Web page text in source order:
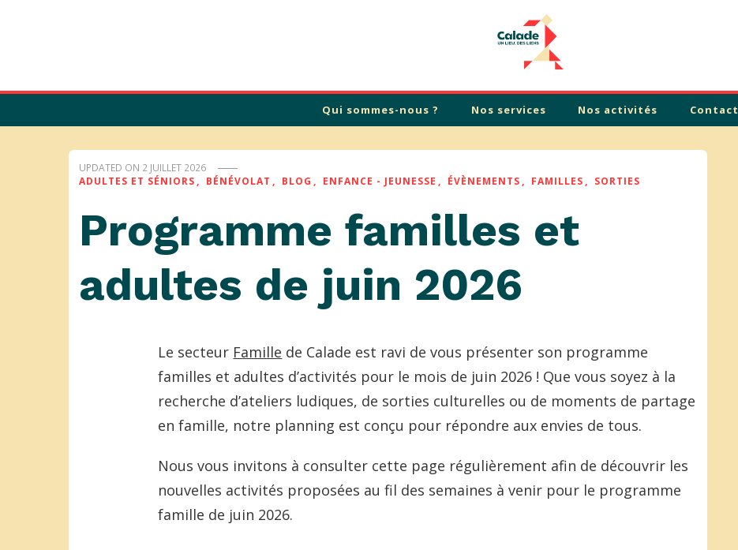
Qui sommes-nous ? Nos services Nos activités Contact
UPDATED ON 2 JUILLET 2026
ADULTES ET SÉNIORS
BÉNÉVOLAT BLOG ENFANCE - JEUNESSE ÉVÈNEMENTS FAMILLES SORTIES
Programme familles et
adultes de juin 2026
Le secteur Famille de Calade est ravi de vous présenter son programme
familles et adultes d’activités pour le mois de juin 2026 ! Que vous soyez à la
recherche d’ateliers ludiques, de sorties culturelles ou de moments de partage
en famille, notre planning est conçu pour répondre aux envies de tous.
Nous vous invitons à consulter cette page régulièrement afin de découvrir les
nouvelles activités proposées au fil des semaines à venir pour le programme
famille de juin 2026.